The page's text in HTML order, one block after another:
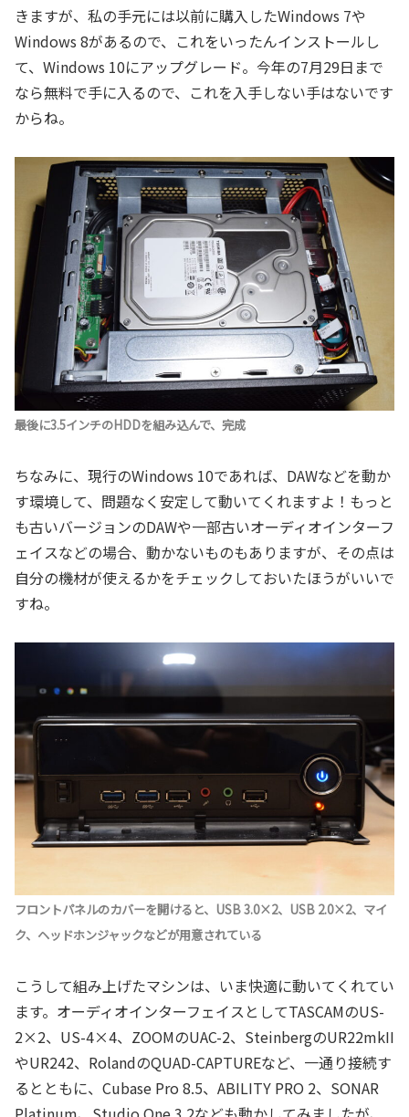
きますが、私の手元には以前に購入したWindows 7や
Windows 8があるので、これをいったんインストールし
て、Windows 10にアップグレード。今年の7月29日まで
なら無料で手に入るので、これを入手しない手はないです
からね。
最後に3.5インチのHDDを組み込んで、完成
ちなみに、現行のWindows 10であれば、DAWなどを動か
す環境して、問題なく安定して動いてくれますよ！もっと
も古いバージョンのDAWや一部古いオーディオインターフ
ェイスなどの場合、動かないものもありますが、その点は
自分の機材が使えるかをチェックしておいたほうがいいで
すね。
フロントパネルのカバーを開けると、USB 3.0×2、USB 2.0×2、マイ
ク、ヘッドホンジャックなどが用意されている
こうして組み上げたマシンは、いま快適に動いてくれてい
ます。オーディオインターフェイスとしてTASCAMのUS-
2×2、US-4×4、ZOOMのUAC-2、SteinbergのUR22mkII
やUR242、RolandのQUAD-CAPTUREなど、一通り接続す
るとともに、Cubase Pro 8.5、ABILITY PRO 2、SONAR